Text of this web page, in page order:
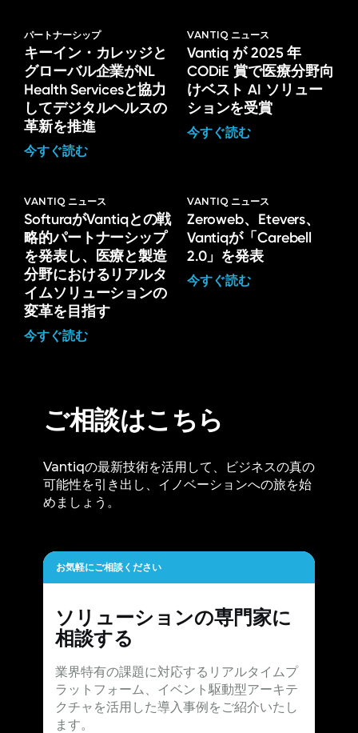
パートナーシップ
キーイン・カレッジと
グローバル企業がNL
Health Servicesと協力
してデジタルヘルスの
革新を推進
今すぐ読む
VANTIQ ニュース
Vantiq が 2025 年
CODiE 賞で医療分野向
けベスト AI ソリュー
ションを受賞
今すぐ読む
VANTIQ ニュース
SofturaがVantiqとの戦
略的パートナーシップ
を発表し、医療と製造
分野におけるリアルタ
イムソリューションの
変革を目指す
今すぐ読む
VANTIQ ニュース
Zeroweb、Etevers、
Vantiqが「Carebell
2.0」を発表
今すぐ読む
ご相談はこちら
Vantiqの最新技術を活用して、ビジネスの真の
可能性を引き出し、イノベーションへの旅を始
めましょう。
お気軽にご相談ください
ソリューションの専門家に
相談する
業界特有の課題に対応するリアルタイムプ
ラットフォーム、イベント駆動型アーキテ
クチャを活用した導入事例をご紹介いたし
ます。